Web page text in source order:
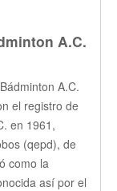
A.C.
A.C.
el registro de
en 1961,
(qepd), de
como la
así por el